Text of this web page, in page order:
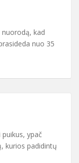
kad
nuo 35
puikus, ypač
kurios padidintų